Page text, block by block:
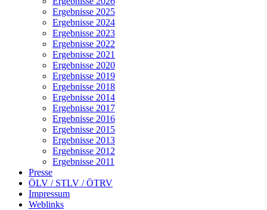
Ergebnisse 2025
Ergebnisse 2024
Ergebnisse 2023
Ergebnisse 2022
Ergebnisse 2021
Ergebnisse 2020
Ergebnisse 2019
Ergebnisse 2018
Ergebnisse 2014
Ergebnisse 2017
Ergebnisse 2016
Ergebnisse 2015
Ergebnisse 2013
Ergebnisse 2012
Ergebnisse 2011
Presse
ÖLV / STLV / ÖTRV
Impressum
Weblinks